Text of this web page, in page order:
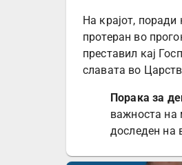
На крајот, поради
протеран во
преставил кај
славата во
Порака за
важноста на
доследен на